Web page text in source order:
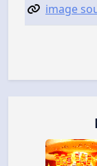
image